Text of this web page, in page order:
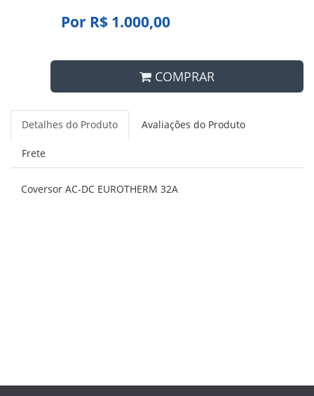
Por R$ 1.000,00
COMPRAR
Detalhes do Produto Avaliações do Produto
Frete
Coversor AC-DC EUROTHERM 32A